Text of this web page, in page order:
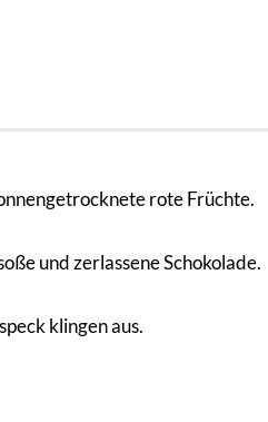
rote Früchte.
und zerlassene Schokolade.
klingen aus.